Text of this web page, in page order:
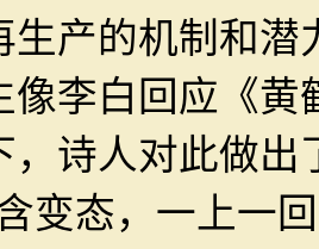
生产的机制和
像李白回应《
，诗人对此做
变态，一上一